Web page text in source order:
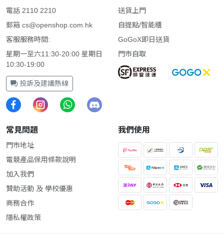
電話 2110 2210
郵箱 cs@openshop.com.hk
客服服務時間:
星期一至六11:30-20:00 星期日
10:30-19:00
投訴及建議熱線
送貨上門
自提點/智能櫃
GoGoX即日送貨
門市自取
常見問題
門市地址
電競產品保用條款說明
加入我們
贊助活動 及 學校優惠
商務合作
隱私權政策
我們使用